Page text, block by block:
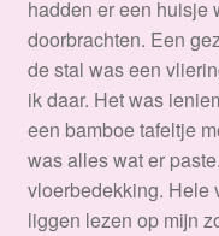
hadden er een huisje
doorbrachten. Een
de stal was een
ik daar. Het was
een bamboe tafeltje
was alles wat er
vloerbedekking. Hele
liggen lezen op mijn